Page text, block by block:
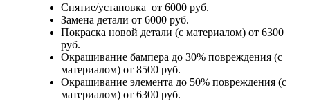
Снятие/установка от 6000 руб.
Замена детали от 6000 руб.
Покраска новой детали (с материалом) от 6300
руб.
Окрашивание бампера до 30% повреждения (с
материалом) от 8500 руб.
Окрашивание элемента до 50% повреждения (с
материалом) от 6300 руб.